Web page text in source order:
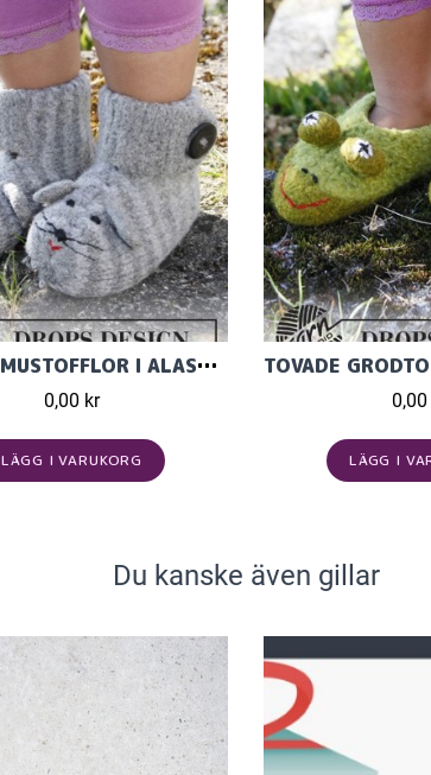
TOVADE MUSTOFFLOR I ALASKA ULLGARN
0,00 kr
LÄGG I VARUKORG
0,00
LÄGG I
Du kanske även gillar